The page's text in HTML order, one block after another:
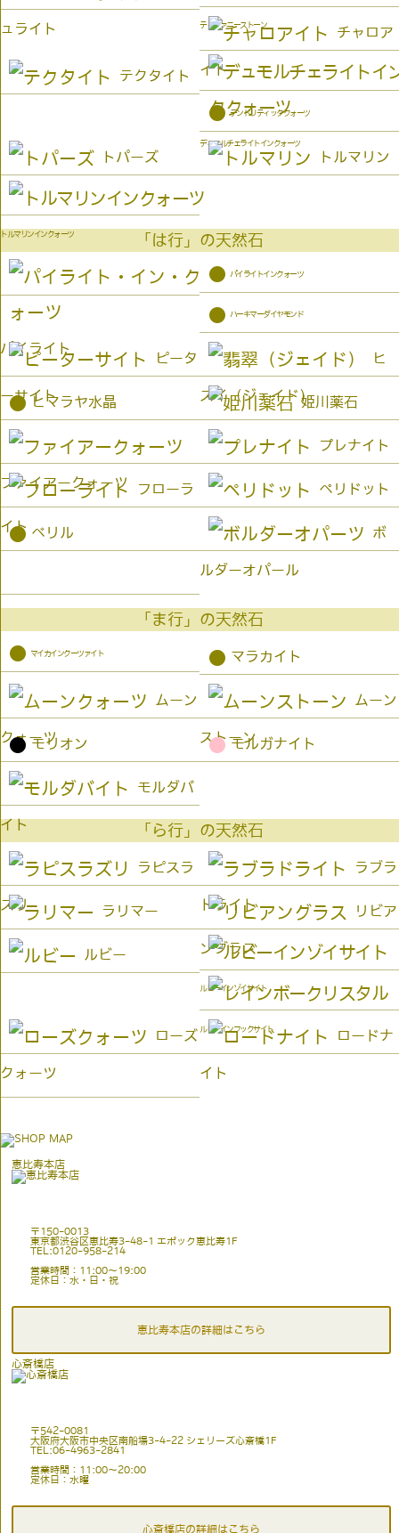
ュライト ティファニーストーン チャロア
イト
テクタイト
デュモルチェライトインクォーツ
● デンドリティッククォーツ
トパーズ トルマリン
トルマリンインクォーツ 「は行」の天然石
パイライト
● パイライトインクォーツ
● ハーキマーダイヤモンド
ピータ
ーサイト
ヒ
スイ（ジェイド）
● ヒマラヤ水晶 姫川薬石
ファイアークォーツ
プレナイト
フローラ
イト
ペリドット
● ベリル ボ
ルダーオパール
「ま行」の天然石
● マイカインクーツァイト ● マラカイト
ムーン
クォーツ
ムーン
ストーン
● モリオン ● モルガナイト
モルダバ
イト 「ら行」の天然石
ラピスラ
ズリ
ラブラ
ドライト
ラリマー リビア
ングラス
ルビー
ルビーインゾイサイト
ルビーインフックサイト
ローズ
クォーツ
ロードナ
イト
恵比寿本店
〒150-0013
東京都渋谷区恵比寿3-48-1 エポック恵比寿1F
TEL:0120-958-214
営業時間：11:00〜19:00
定休日：水・日・祝
恵比寿本店の詳細はこちら
心斎橋店
〒542-0081
大阪府大阪市中央区南船場3-4-22 シェリーズ心斎橋1F
TEL:06-4963-2841
営業時間：11:00〜20:00
定休日：水曜
心斎橋店の詳細はこちら